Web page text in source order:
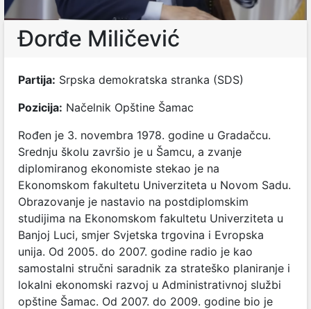
Đorđe Miličević
Partija: Srpska demokratska stranka (SDS)
Pozicija: Načelnik Opštine Šamac
Rođen je 3. novembra 1978. godine u Gradačcu.
Srednju školu završio je u Šamcu, a zvanje
diplomiranog ekonomiste stekao je na
Ekonomskom fakultetu Univerziteta u Novom Sadu.
Obrazovanje je nastavio na postdiplomskim
studijima na Ekonomskom fakultetu Univerziteta u
Banjoj Luci, smjer Svjetska trgovina i Evropska
unija. Od 2005. do 2007. godine radio je kao
samostalni stručni saradnik za strateško planiranje i
lokalni ekonomski razvoj u Administrativnoj službi
opštine Šamac. Od 2007. do 2009. godine bio je